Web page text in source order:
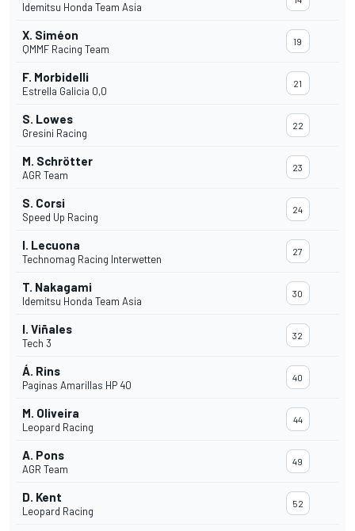
Idemitsu Honda Team Asia
X. Siméon
QMMF Racing Team
19
F. Morbidelli
Estrella Galicia 0,0
21
S. Lowes
Gresini Racing
22
M. Schrötter
AGR Team
23
S. Corsi
Speed Up Racing
24
I. Lecuona
Technomag Racing Interwetten
27
T. Nakagami
Idemitsu Honda Team Asia
30
I. Viñales
Tech 3
32
Á. Rins
Paginas Amarillas HP 40
40
M. Oliveira
Leopard Racing
44
A. Pons
AGR Team
49
D. Kent
Leopard Racing
52